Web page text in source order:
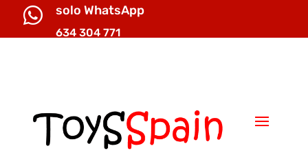
 solo WhatsApp
634 304 771